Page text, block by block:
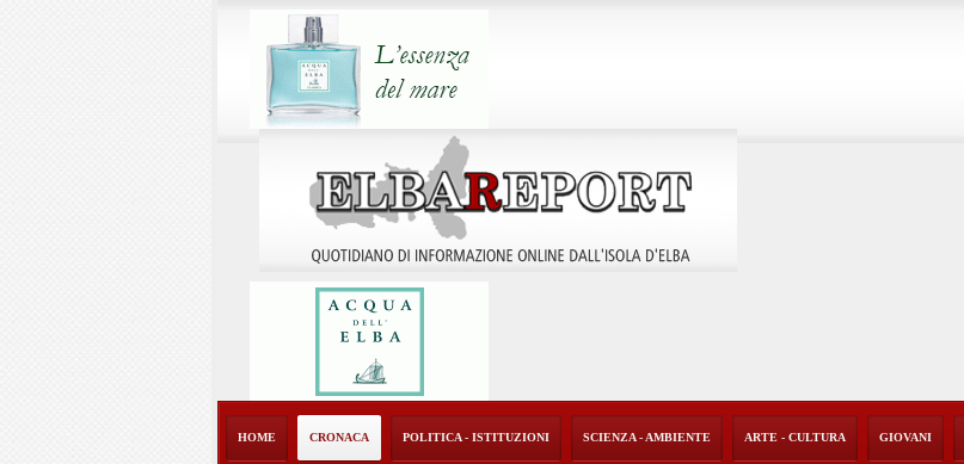
HOME CRONACA POLITICA - ISTITUZIONI SCIENZA - AMBIENTE ARTE - CULTURA GIOVANI